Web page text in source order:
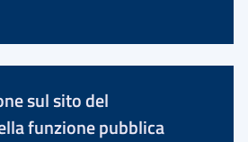
sul sito del
funzione pubblica